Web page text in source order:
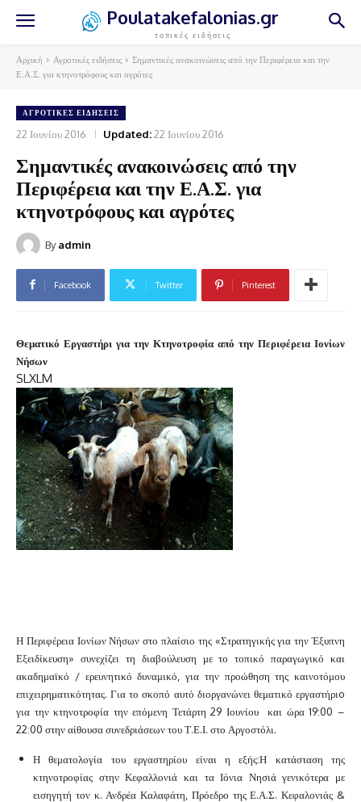
Poulatakefalonias.gr
τοπικές ειδήσεις
Αρχική Αγροτικές ειδήσεις
Σημαντικές ανακοινώσεις από την Περιφέρεια και την
Ε.Α.Σ. για κτηνοτρόφους και αγρότες
ΑΓΡΟΤΙΚΈΣ ΕΙΔΉΣΕΙΣ
22 Ιουνίου 2016 Updated:22 Ιουνίου 2016
Σημαντικές ανακοινώσεις από την
Περιφέρεια και την Ε.Α.Σ. για
κτηνοτρόφους και αγρότες
By admin
Facebook Twitter Pinterest
Θεματικό Εργαστήρι για την Κτηνοτροφία από την Περιφέρεια Ιονίων
Νήσων
SL XL M
Η Περιφέρεια Ιονίων Νήσων στο πλαίσιο της «Στρατηγικής για την Έξυπνη
Εξειδίκευση» συνεχίζει τη διαβούλευση με το τοπικό παραγωγικό και
ακαδημαϊκό / ερευνητικό δυναμικό, για την προώθηση της καινοτόμου
επιχειρηματικότητας. Για το σκοπό αυτό διοργανώνει θεματικό εργαστήριo
για την κτηνοτροφία την επόμενη Τετάρτη 29 Ιουνίου και ώρα 19:00 –
22:00 στην αίθουσα συνεδριάσεων του Τ.Ε.Ι. στο Αργοστόλι.
Η θεματολογία του εργαστηρίου είναι η εξής:Η κατάσταση της
κτηνοτροφίας στην Κεφαλλονιά και τα Ιόνια Νησιά γενικότερα με
εισηγητή τον κ. Ανδρέα Καλαφάτη, Πρόεδρο της Ε.Α.Σ. Κεφαλονιάς &